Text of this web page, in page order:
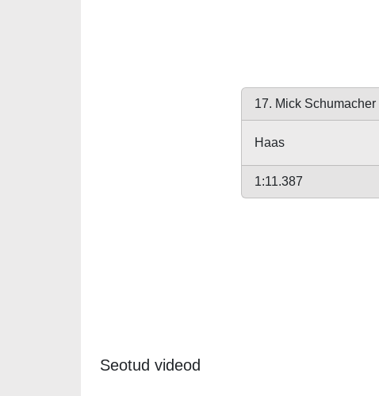
17. Mick Schumacher
Haas
1:11.387
Seotud videod